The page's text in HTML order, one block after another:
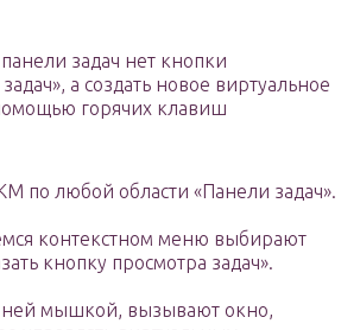
задач нет кнопки
а создать новое виртуальное
горячих клавиш
по любой области «Панели задач».
контекстном меню выбирают
кнопку просмотра задач».
ней мышкой, вызывают окно,